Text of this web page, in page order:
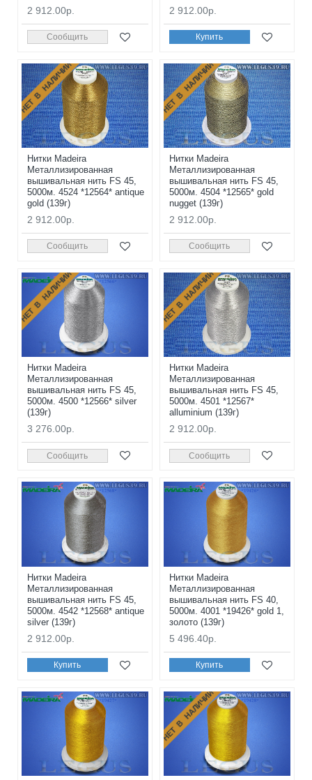
2 912.00р.
Сообщить
2 912.00р.
Купить
НЕТ В НАЛИЧИИ
Нитки Madeira
Металлизированная
вышивальная нить FS 45,
5000м. 4524 *12564* antique
gold (139г)
2 912.00р.
Сообщить
НЕТ В НАЛИЧИИ
Нитки Madeira
Металлизированная
вышивальная нить FS 45,
5000м. 4504 *12565* gold
nugget (139г)
2 912.00р.
Сообщить
НЕТ В НАЛИЧИИ
Нитки Madeira
Металлизированная
вышивальная нить FS 45,
5000м. 4500 *12566* silver
(139г)
3 276.00р.
Сообщить
НЕТ В НАЛИЧИИ
Нитки Madeira
Металлизированная
вышивальная нить FS 45,
5000м. 4501 *12567*
alluminium (139г)
2 912.00р.
Сообщить
Нитки Madeira
Металлизированная
вышивальная нить FS 45,
5000м. 4542 *12568* antique
silver (139г)
2 912.00р.
Купить
Нитки Madeira
Металлизированная
вышивальная нить FS 40,
5000м. 4001 *19426* gold 1,
золото (139г)
5 496.40р.
Купить
НЕТ В НАЛИЧИИ